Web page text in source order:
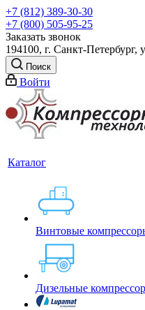
+7 (812) 389-30-30
+7 (800) 505-95-25
Заказать звонок
194100, г. Санкт-Петербург,
Поиск
Войти
Каталог
Винтовые
Дизельные